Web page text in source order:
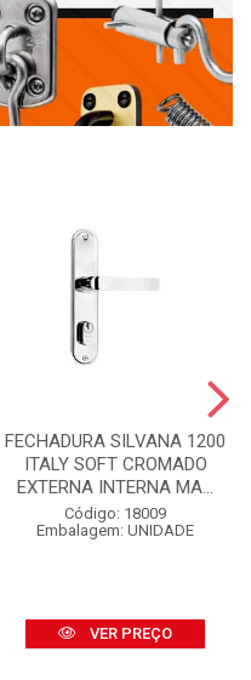
FECHADURA SILVANA 1200
ITALY SOFT CROMADO
EXTERNA INTERNA MA...
Código: 18009
Embalagem: UNIDADE
VER PREÇO